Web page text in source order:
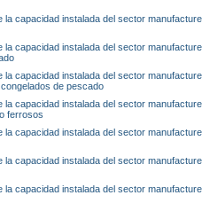
la capacidad instalada del sector
la capacidad instalada del sector
la capacidad instalada del sector
de pescado
la capacidad instalada del sector
ferrosos
la capacidad instalada del sector
la capacidad instalada del sector
la capacidad instalada del sector